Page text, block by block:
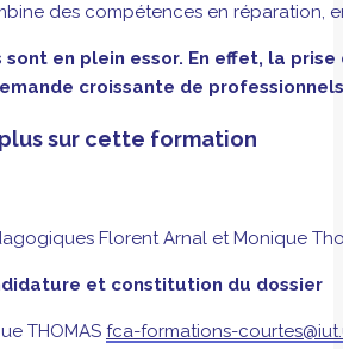
des compétences en réparation,
sont en plein essor. En effet, la
croissante de
sur cette formation
Florent Arnal et Monique
et constitution du dossier
THOMAS fca-formations-